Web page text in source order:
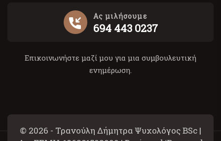
Ας μιλήσουμε
694 443 0237
Επικοινωνήστε μαζί μου για μια συμβουλευτική
ενημέρωση.
© 2026 - Τρανούλη Δήμητρα Ψυχολόγος BSc |